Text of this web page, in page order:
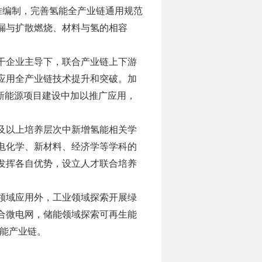
制，完善氢能全产业链通用规范
与扩散燃烧、材料与氢的相容
企业主导下，联合产业链上下游
用全产业链技术提升和突破。加
源项目建设中加以推广应用，
以上培养层次中新增氢能相关学
化学、新材料、经济学等学科的
挥各自优势，设立人才联合培养
域应用外，工业领域探索开展绿
微电网，储能领域探索可再生能
产业链。